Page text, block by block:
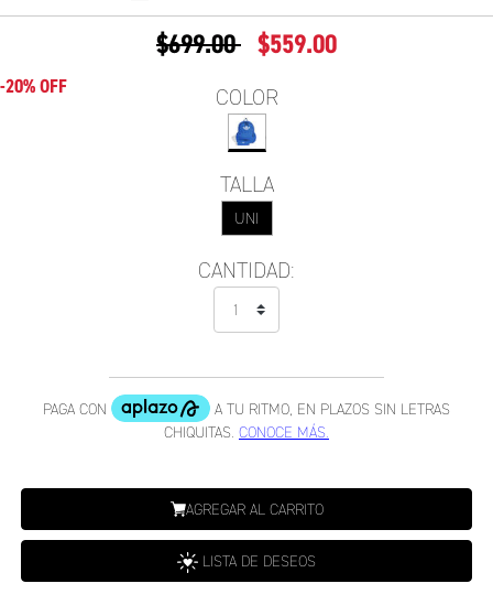
PRECIO REDUCIDO DE
$699.00A $559.00
-20% OFF COLOR
TALLA
UNI
CANTIDAD:
AGREGAR AL CARRITO
LISTA DE DESEOS